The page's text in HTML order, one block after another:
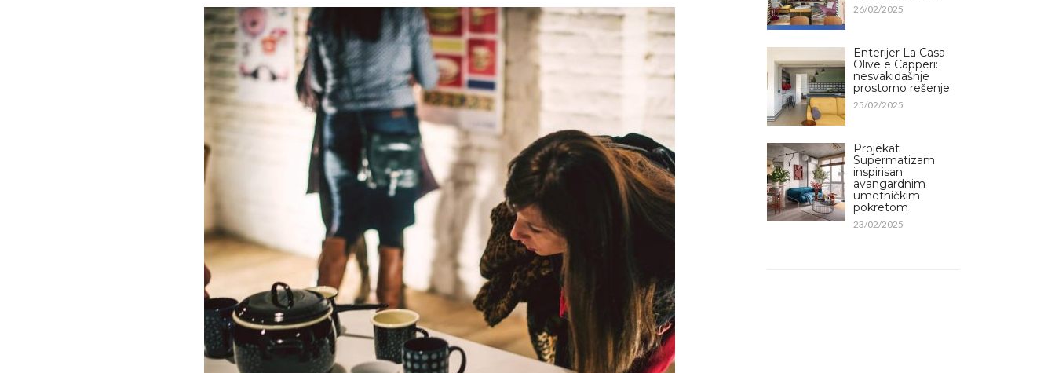
26/02/2025
Enterijer La Casa
Olive e Capperi:
nesvakidašnje
prostorno rešenje
25/02/2025
Projekat
Supermatizam
inspirisan
avangardnim
umetničkim
pokretom
23/02/2025